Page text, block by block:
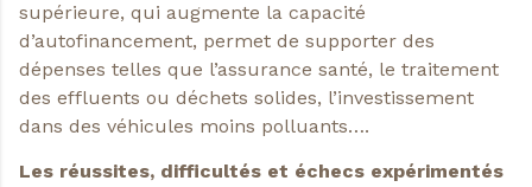
supérieure, qui augmente la capacité
d’autofinancement, permet de supporter des
dépenses telles que l’assurance santé, le traitement
des effluents ou déchets solides, l’investissement
dans des véhicules moins polluants….
Les réussites, difficultés et échecs expérimentés